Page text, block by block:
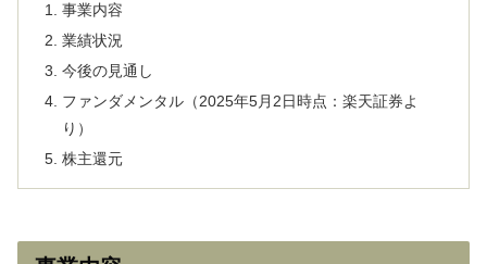
事業内容
業績状況
今後の見通し
ファンダメンタル（2025年5月2日時点：楽天証券よ
り）
株主還元